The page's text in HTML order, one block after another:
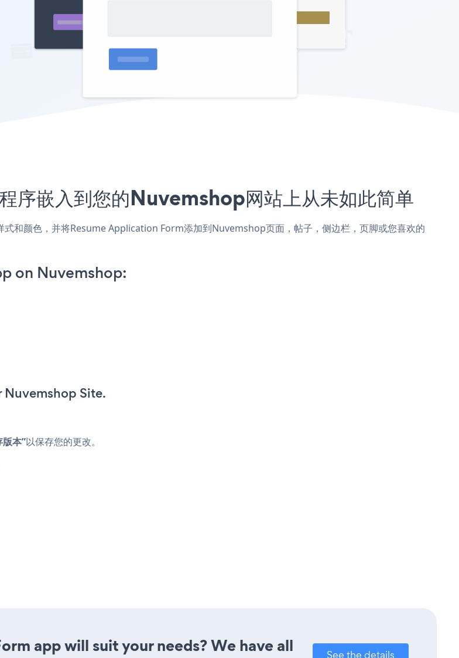
嵌入到您的Nuvemshop网站上从未如此简单
和颜色，并将Resume Application Form添加到Nuvemshop页面，帖子，侧边栏，页脚或您喜欢的
on Nuvemshop:
Site.
本”以保存您的更改。
app will suit your needs? We have all
See the details